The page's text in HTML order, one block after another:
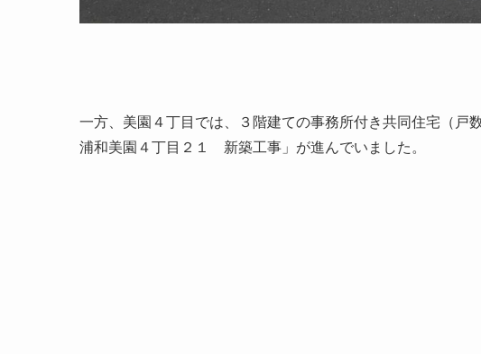
一方、美園４丁目では、３階建ての事務所付き共同住宅（戸
浦和美園４丁目２１ 新築工事」が進んでいました。